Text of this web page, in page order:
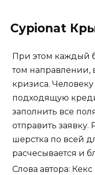
Cypionat
При этом каждый
том направлении,
кризиса.
подходящую
заполнить все
отправить заявку.
шерстка по всей
расчесывается и
Слова автора: Кекс